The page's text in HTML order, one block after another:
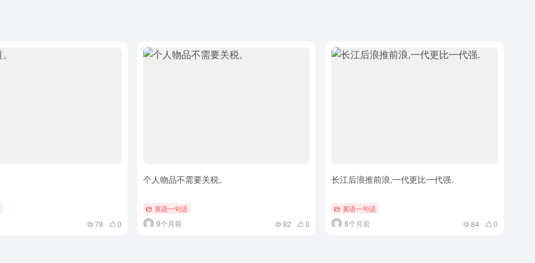
79 0
个人物品不需要关税。
英语一句话
9个月前 92 0
长江后浪推前浪,一代更比一代强.
英语一句话
8个月前 84 0